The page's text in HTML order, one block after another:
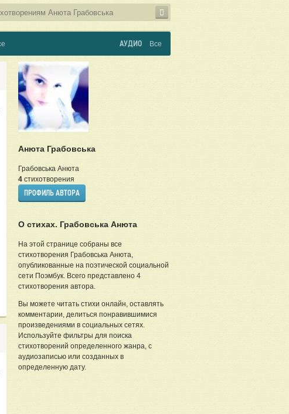
АУДИО Все
Анюта Грабовська
Грабовська Анюта
4стихотворения
ПРОФИЛЬ АВТОРА
О стихах. Грабовська Анюта
На этой странице собраны все
стихотворения Грабовська Анюта,
опубликованные на поэтической социальной
сети Поэмбук. Всего представлено 4
стихотворения автора.
Вы можете читать стихи онлайн, оставлять
комментарии, делиться понравившимися
произведениями в социальных сетях.
Используйте фильтры для поиска
стихотворений определенного жанра, с
аудиозаписью или созданных в
определенную дату.